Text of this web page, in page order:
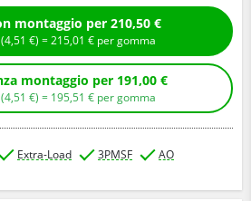
Compra con montaggio per 210,50 €
+ Ecotassa: (4,51 € ) =215,01 € per gomma
Compra senza montaggio per 191,00 €
+ Ecotassa: (4,51 € ) = 195,51 € per gomma
Extra-Load 3PMSF AO